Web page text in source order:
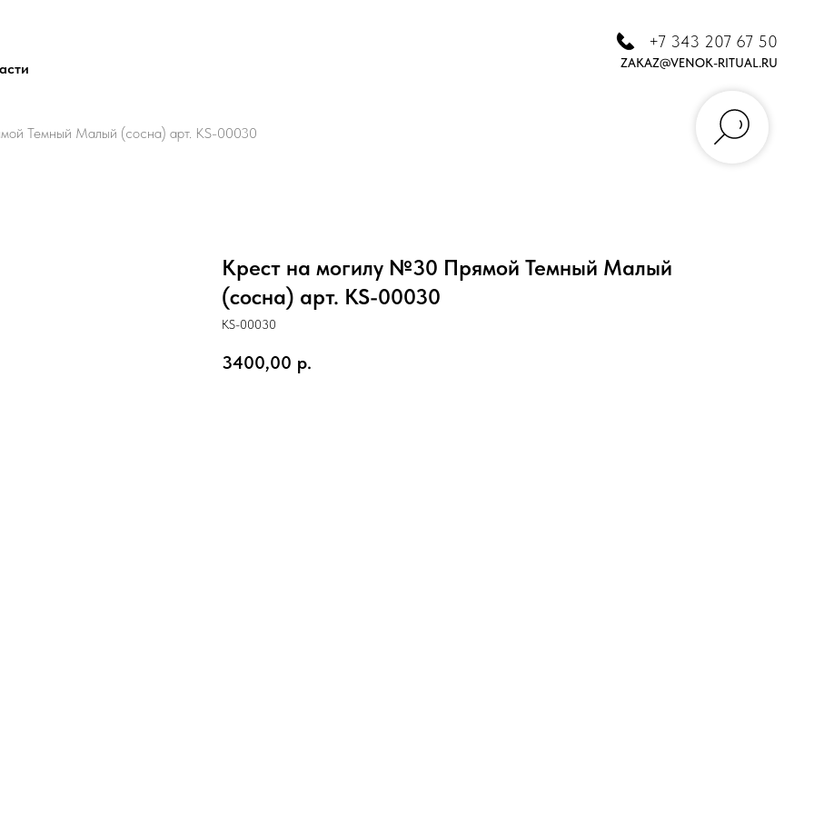
+7 343 207 67 50
ZAKAZ@VENOK-RITUAL.RU
Темный Малый (сосна) арт. KS-00030
Крест на могилу №30 Прямой Темный Малый
(сосна) арт. KS-00030
KS-00030
3400,00 р.